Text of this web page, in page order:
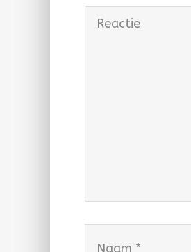
Reactie